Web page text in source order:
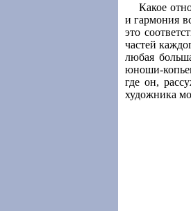
Какое
и гармония
это
частей
любая
юноши-
где он,
художника